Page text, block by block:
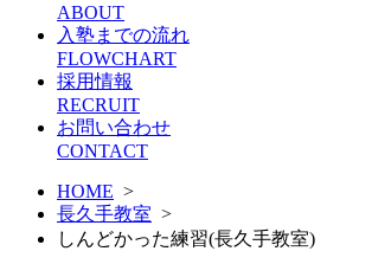
ABOUT
入塾までの流れ
FLOWCHART
採用情報
RECRUIT
お問い合わせ
CONTACT
HOME >
長久手教室 >
しんどかった練習(長久手教室)